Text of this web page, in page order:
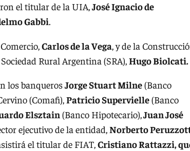
el titular de la UIA,José Ignacio de
Gabbi.
Carlos de la Vega, y de la
Rural Argentina (SRA),Hugo Biolcati.
los banquerosJorge Stuart Milne(Banco
(Comafi),Patricio Supervielle(Banco
Elsztain(Banco Hipotecario),Juan José
ejecutivo de la entidad, Norberto
el titular de FIAT,Cristiano Rattazzi,